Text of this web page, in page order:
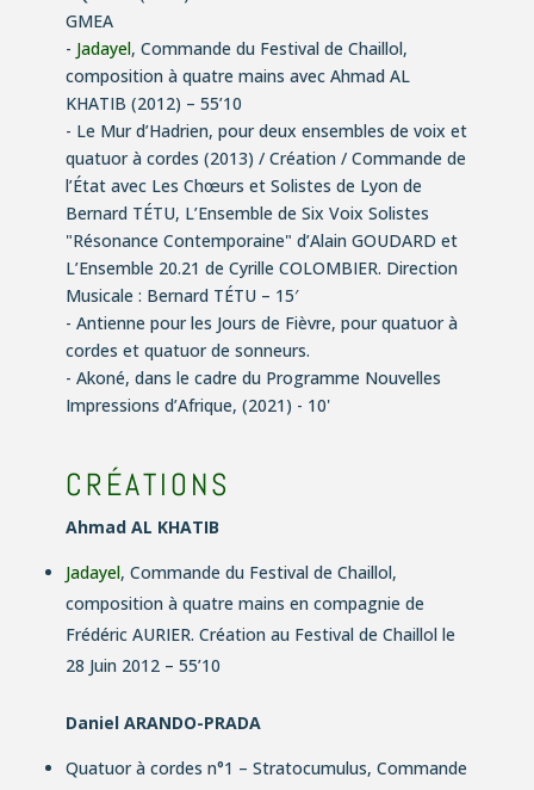
GMEA
- Jadayel, Commande du Festival de Chaillol,
composition à quatre mains avec Ahmad AL
KHATIB (2012) – 55’10
- Le Mur d’Hadrien, pour deux ensembles de voix et
quatuor à cordes (2013) / Création / Commande de
l’État avec Les Chœurs et Solistes de Lyon de
Bernard TÉTU, L’Ensemble de Six Voix Solistes
"Résonance Contemporaine" d’Alain GOUDARD et
L’Ensemble 20.21 de Cyrille COLOMBIER. Direction
Musicale : Bernard TÉTU – 15′
- Antienne pour les Jours de Fièvre, pour quatuor à
cordes et quatuor de sonneurs.
- Akoné, dans le cadre du Programme Nouvelles
Impressions d’Afrique, (2021) - 10'
CRÉATIONS
Ahmad AL KHATIB
Jadayel, Commande du Festival de Chaillol,
composition à quatre mains en compagnie de
Frédéric AURIER. Création au Festival de Chaillol le
28 Juin 2012 – 55’10
Daniel ARANDO-PRADA
Quatuor à cordes n°1 – Stratocumulus, Commande